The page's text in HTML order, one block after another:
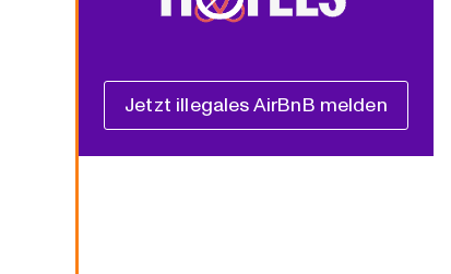
Jetzt illegales AirBnB melden